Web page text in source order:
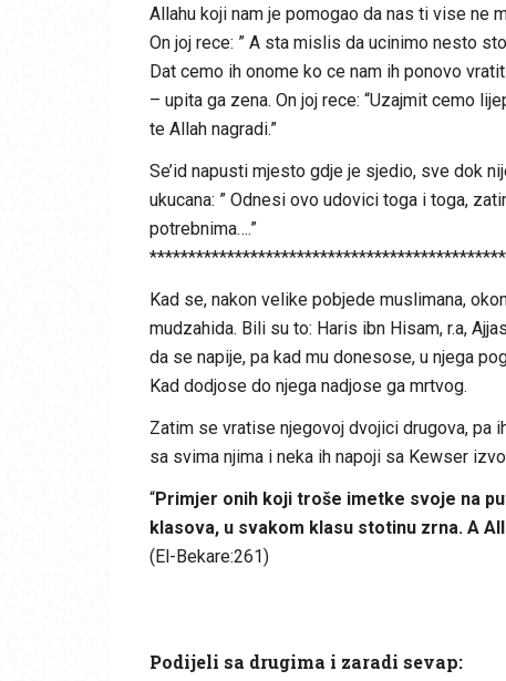
Allahu koji nam je pomogao da nas ti vise ne
On joj rece: ” A sta mislis da ucinimo nesto sto
Dat cemo ih onome ko ce nam ih ponovo
– upita ga zena. On joj rece: “Uzajmit cemo
te Allah nagradi.”
Se’id napusti mjesto gdje je sjedio, sve dok
ukucana: ” Odnesi ovo udovici toga i toga,
potrebnima….”
Kad se, nakon velike pobjede muslimana,
mudzahida. Bili su to: Haris ibn Hisam, r.a,
da se napije, pa kad mu donesose, u njega
Kad dodjose do njega nadjose ga mrtvog.
Zatim se vratise njegovoj dvojici drugova, pa
sa svima njima i neka ih napoji sa Kewser
“Primjer onih koji troše imetke svoje na
klasova, u svakom klasu stotinu zrna. A
(El-Bekare:261)
Podijeli sa drugima i zaradi sevap: